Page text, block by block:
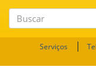
Buscar
Serviços